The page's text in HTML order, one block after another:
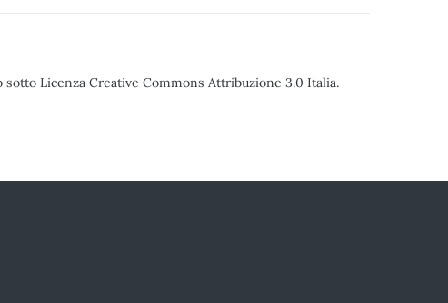
Licenza Creative Commons Attribuzione 3.0 Italia.